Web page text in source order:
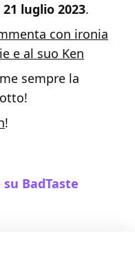
21 luglio 2023.
con ironia
e al suo Ken
sempre la
!
BadTaste